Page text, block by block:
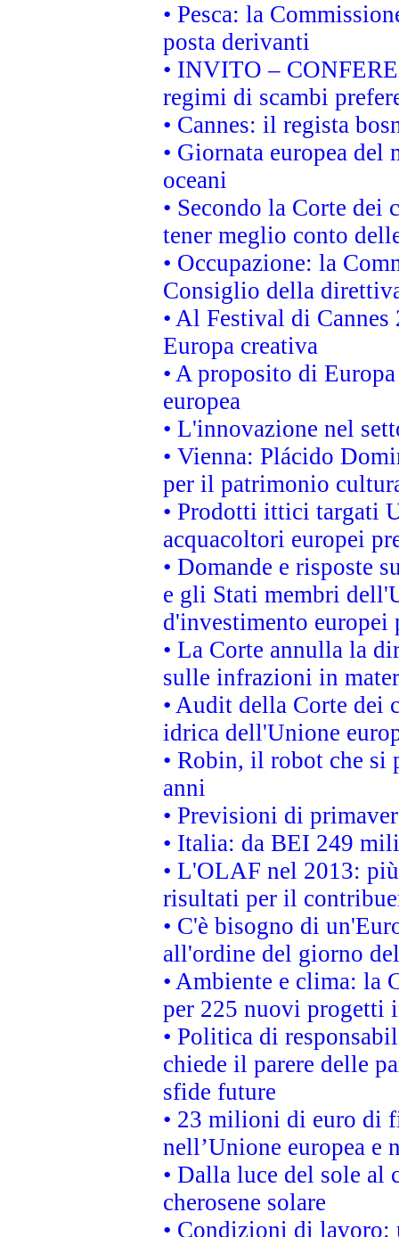
• Pesca: la
posta derivanti
• INVITO –
regimi di scambi
• Cannes: il regista
• Giornata europea
oceani
• Secondo la Corte
tener meglio conto
• Occupazione: la
Consiglio della
• Al Festival di
Europa creativa
• A proposito di
europea
• L'innovazione nel
• Vienna: Plácido
per il patrimonio
• Prodotti ittici targati
acquacoltori europei
• Domande e risposte
e gli Stati membri
d'investimento
• La Corte annulla la
sulle infrazioni in
• Audit della Corte
idrica dell'Unione
• Robin, il robot che si
anni
• Previsioni di
• Italia: da BEI 249
• L'OLAF nel 2013:
risultati per il
• C'è bisogno di
all'ordine del giorno
• Ambiente e clima: la
per 225 nuovi progetti
• Politica di
chiede il parere delle
sfide future
• 23 milioni di euro di
nell’Unione europea e
• Dalla luce del sole
cherosene solare
• Condizioni di lavoro: